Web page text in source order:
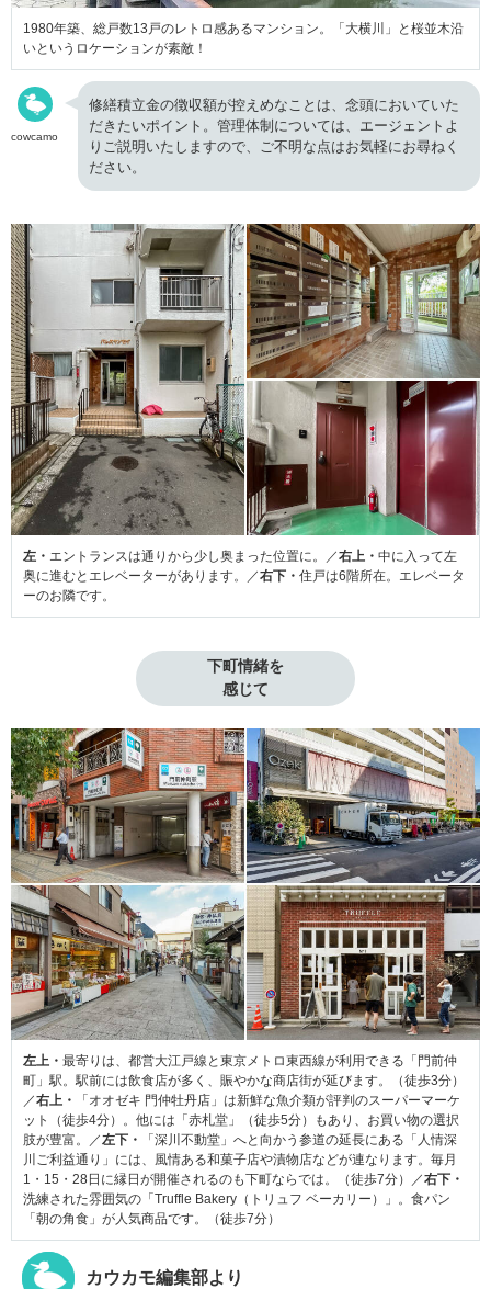
1980年築、総戸数13戸のレトロ感あるマンション。「大横川」と桜並木沿
いというロケーションが素敵！
cowcamo
修繕積立金の徴収額が控えめなことは、念頭においていた
だきたいポイント。管理体制については、エージェントよ
りご説明いたしますので、ご不明な点はお気軽にお尋ねく
ださい。
左・ エントランスは通りから少し奥まった位置に。／右上・ 中に入って左
奥に進むとエレベーターがあります。／右下・ 住戸は6階所在。エレベータ
ーのお隣です。
下町情緒を
感じて
左上・ 最寄りは、都営大江戸線と東京メトロ東西線が利用できる「門前仲
町」駅。駅前には飲食店が多く、賑やかな商店街が延びます。（徒歩3分）
／右上・
「オオゼキ 門仲牡丹店」は新鮮な魚介類が評判のスーパーマーケ
ット（徒歩4分）。他には「赤札堂」（徒歩5分）もあり、お買い物の選択
肢が豊富。／左下・
「深川不動堂」へと向かう参道の延長にある「人情深
川ご利益通り」には、風情ある和菓子店や漬物店などが連なります。毎月
1・15・28日に縁日が開催されるのも下町ならでは。（徒歩7分）／右下・
洗練された雰囲気の「Truffle Bakery（トリュフ ベーカリー）」。食パン
「朝の角食」が人気商品です。（徒歩7分）
カウカモ編集部より